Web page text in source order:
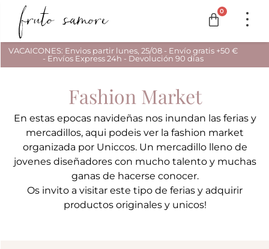
0
VACAICONES: Envios partir lunes, 25/08 - Envío gratis +50 €
- Envíos Express 24h - Devolución 90 días
Fashion Market
En estas epocas navideñas nos inundan las ferias y
mercadillos, aqui podeis ver la fashion market
organizada por Uniccos. Un mercadillo lleno de
jovenes diseñadores con mucho talento y muchas
ganas de hacerse conocer.
Os invito a visitar este tipo de ferias y adquirir
productos originales y unicos!